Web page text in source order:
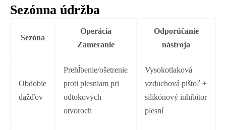
Sezónna údržba
Sezóna
​Operácia
Zameranie​
Odporúčanie
nástroja
Obdobie
dažďov
Prehĺbenie/ošetrenie
proti plesniam pri
odtokových
otvoroch
Vysokotlaková
vzduchová pištoľ +
silikónový inhibitor
plesní